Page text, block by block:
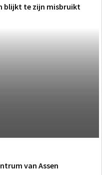
blijkt te zijn misbruikt
van Assen